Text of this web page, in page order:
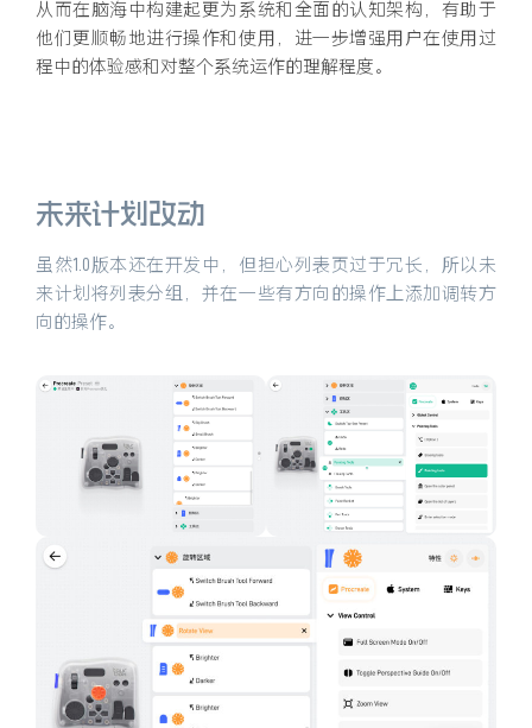
从而在脑海中构建起更为系统和全面的认知架构，有助于
他们更顺畅地进行操作和使用，进一步增强用户在使用过
程中的体验感和对整个系统运作的理解程度。
未来计划改动
虽然1.0版本还在开发中，但担心列表页过于冗长，所以未
来计划将列表分组，并在一些有方向的操作上添加调转方
向的操作。